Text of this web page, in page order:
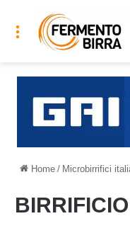
Menu
Home / Microbirrifici